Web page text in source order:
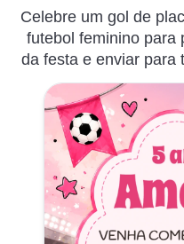
Celebre um gol de
futebol feminino para
da festa e enviar para